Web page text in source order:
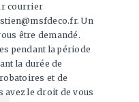
courrier
Un
être demandé.
pendant la période
la durée de
et de
avez le droit de vous